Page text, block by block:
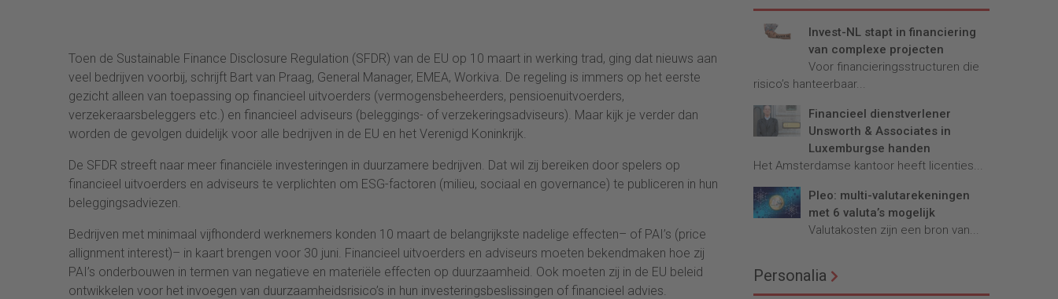
Toen de Sustainable Finance Disclosure Regulation (SFDR) van de EU op 10 maart in werking trad, ging dat nieuws aan
veel bedrijven voorbij, schrijft Bart van Praag, General Manager, EMEA, Workiva. De regeling is immers op het eerste
gezicht alleen van toepassing op financieel uitvoerders (vermogensbeheerders, pensioenuitvoerders,
verzekeraarsbeleggers etc.) en financieel adviseurs (beleggings- of verzekeringsadviseurs). Maar kijk je verder dan
worden de gevolgen duidelijk voor alle bedrijven in de EU en het Verenigd Koninkrijk.
De SFDR streeft naar meer financiële investeringen in duurzamere bedrijven. Dat wil zij bereiken door spelers op
financieel uitvoerders en adviseurs te verplichten om ESG-factoren (milieu, sociaal en governance) te publiceren in hun
beleggingsadviezen.
Bedrijven met minimaal vijfhonderd werknemers konden 10 maart de belangrijkste nadelige effecten– of PAI’s (price
allignment interest)– in kaart brengen voor 30 juni. Financieel uitvoerders en adviseurs moeten bekendmaken hoe zij
PAI’s onderbouwen in termen van negatieve en materiële effecten op duurzaamheid. Ook moeten zij in de EU beleid
ontwikkelen voor het invoegen van duurzaamheidsrisico’s in hun investeringsbeslissingen of financieel advies.
Invest-NL stapt in financiering
van complexe projecten
Voor financieringsstructuren die
risico’s hanteerbaar...
Financieel dienstverlener
Unsworth & Associates in
Luxemburgse handen
Het Amsterdamse kantoor heeft licenties...
Pleo: multi-valutarekeningen
met 6 valuta’s mogelijk
Valutakosten zijn een bron van...
Personalia